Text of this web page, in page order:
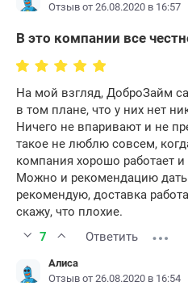
Отзыв от 26.08.2020 в 16:57
В это компании все
На мой взгляд, ДоброЗайм
в том плане, что у них нет
Ничего не впаривают и не
такое не люблю совсем,
компания хорошо работает
Можно и рекомендацию дать
рекомендую, доставка
скажу, что плохие.
7
Ответить
Алиса
Отзыв от 26.08.2020 в 16:54